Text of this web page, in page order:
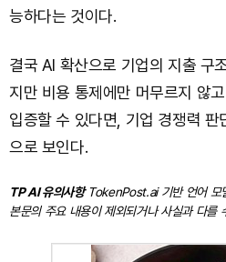
능하다는 것이다.
결국 AI 확산으로 기업의 지출 구
지만 비용 통제에만 머무르지 않
입증할 수 있다면, 기업 경쟁력 판
으로 보인다.
TP AI 유의사항TokenPost.ai 기반 언어 모
본문의 주요 내용이 제외되거나 사실과 다를